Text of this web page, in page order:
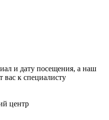
и дату посещения, а наш
вас к специалисту
центр